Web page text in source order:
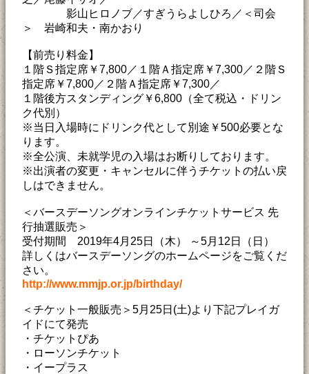
影山ヒロノブ／すぎうらよしひろ／＜司会
＞ 岩崎和夫・南かおり
【前売り料金】
１階Ｓ指定席￥7,800／１階Ａ指定席￥7,300／２階Ｓ
指定席￥7,800／２階Ａ指定席￥7,300／
１階後方スタンディング￥6,800（全て税込・ドリン
ク代別）
※当日入場時にドリンク代として別途￥500必要とな
ります。
※全公演、未就学児の入場はお断りしております。
※出演者の変更・キャンセルに伴うチケットの払い戻
しはできません。
＜バースデーソングオンラインチケットサービス 先
行抽選販売＞
受付期間 2019年4月25日（木） ～5月12日（日）
詳しくはバースデーソングのホームページをご覧くだ
さい。
http://www.mmjp.or.jp/birthday/
＜チケット一般販売＞5月25日(土)より下記プレイガ
イドにて発売
・チケットぴあ
・ローソンチケット
・イープラス